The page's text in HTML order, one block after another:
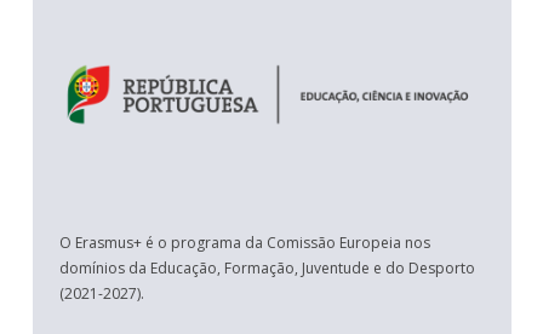
O Erasmus+ é o programa da Comissão Europeia nos
domínios da Educação, Formação, Juventude e do Desporto
(2021-2027).